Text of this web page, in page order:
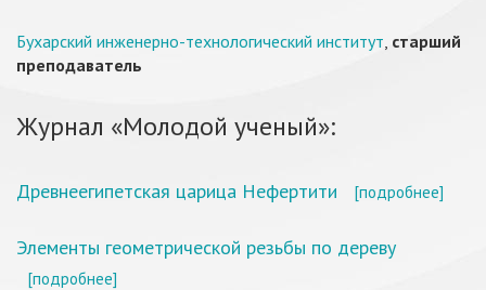
Бухарский инженерно-технологический институт, старший
преподаватель
Журнал «Молодой ученый»:
Древнеегипетская царица Нефертити [подробнее]
Элементы геометрической резьбы по дереву
[подробнее]